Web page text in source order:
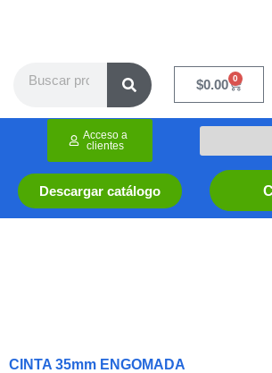
$0.00 0
Cart
Descargar catálogo
Acceso a
clientes
CINTA 35mm ENGOMADA